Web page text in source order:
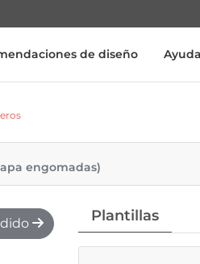
de diseño Ayuda
engomadas)
Plantillas